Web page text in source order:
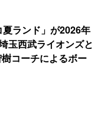
ランド」が2026年
玉西武ライオンズと
コーチによるボー